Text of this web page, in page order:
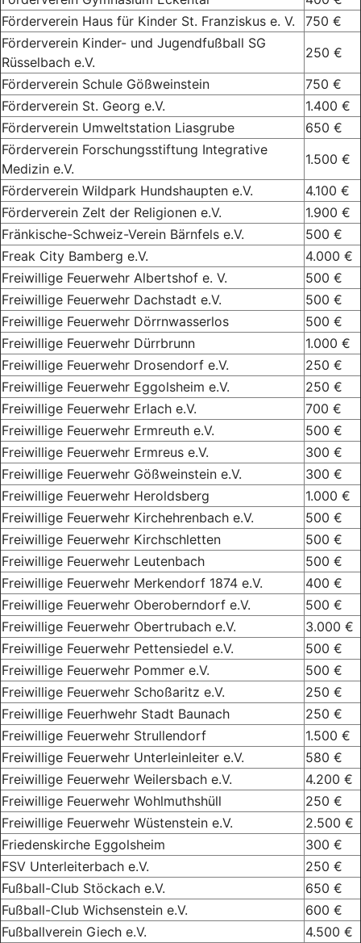
Förderverein Haus für Kinder St. Franziskus e. V.
750 €
Förderverein Kinder- und Jugendfußball SG
Rüsselbach e.V.
250 €
Förderverein Schule Gößweinstein
750 €
Förderverein St. Georg e.V.
1.400 €
Förderverein Umweltstation Liasgrube
650 €
Förderverein Forschungsstiftung Integrative
Medizin e.V.
1.500 €
Förderverein Wildpark Hundshaupten e.V.
4.100 €
Förderverein Zelt der Religionen e.V.
1.900 €
Fränkische-Schweiz-Verein Bärnfels e.V.
500 €
Freak City Bamberg e.V.
4.000 €
Freiwillige Feuerwehr Albertshof e. V.
500 €
Freiwillige Feuerwehr Dachstadt e.V.
500 €
Freiwillige Feuerwehr Dörrnwasserlos
500 €
Freiwillige Feuerwehr Dürrbrunn
1.000 €
Freiwillige Feuerwehr Drosendorf e.V.
250 €
Freiwillige Feuerwehr Eggolsheim e.V.
250 €
Freiwillige Feuerwehr Erlach e.V.
700 €
Freiwillige Feuerwehr Ermreuth e.V.
500 €
Freiwillige Feuerwehr Ermreus e.V.
300 €
Freiwillige Feuerwehr Gößweinstein e.V.
300 €
Freiwillige Feuerwehr Heroldsberg
1.000 €
Freiwillige Feuerwehr Kirchehrenbach e.V.
500 €
Freiwillige Feuerwehr Kirchschletten
500 €
Freiwillige Feuerwehr Leutenbach
500 €
Freiwillige Feuerwehr Merkendorf 1874 e.V.
400 €
Freiwillige Feuerwehr Oberoberndorf e.V.
500 €
Freiwillige Feuerwehr Obertrubach e.V.
3.000 €
Freiwillige Feuerwehr Pettensiedel e.V.
500 €
Freiwillige Feuerwehr Pommer e.V.
500 €
Freiwillige Feuerwehr Schoßaritz e.V.
250 €
Freiwillige Feuerhwehr Stadt Baunach
250 €
Freiwillige Feuerwehr Strullendorf
1.500 €
Freiwillige Feuerwehr Unterleinleiter e.V.
580 €
Freiwillige Feuerwehr Weilersbach e.V.
4.200 €
Freiwillige Feuerwehr Wohlmuthshüll
250 €
Freiwillige Feuerwehr Wüstenstein e.V.
2.500 €
Friedenskirche Eggolsheim
300 €
FSV Unterleiterbach e.V.
250 €
Fußball-Club Stöckach e.V.
650 €
Fußball-Club Wichsenstein e.V.
600 €
Fußballverein Giech e.V.
4.500 €